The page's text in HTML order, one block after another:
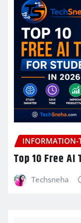
INFORMATION-
Top 10 Free
Techsneha